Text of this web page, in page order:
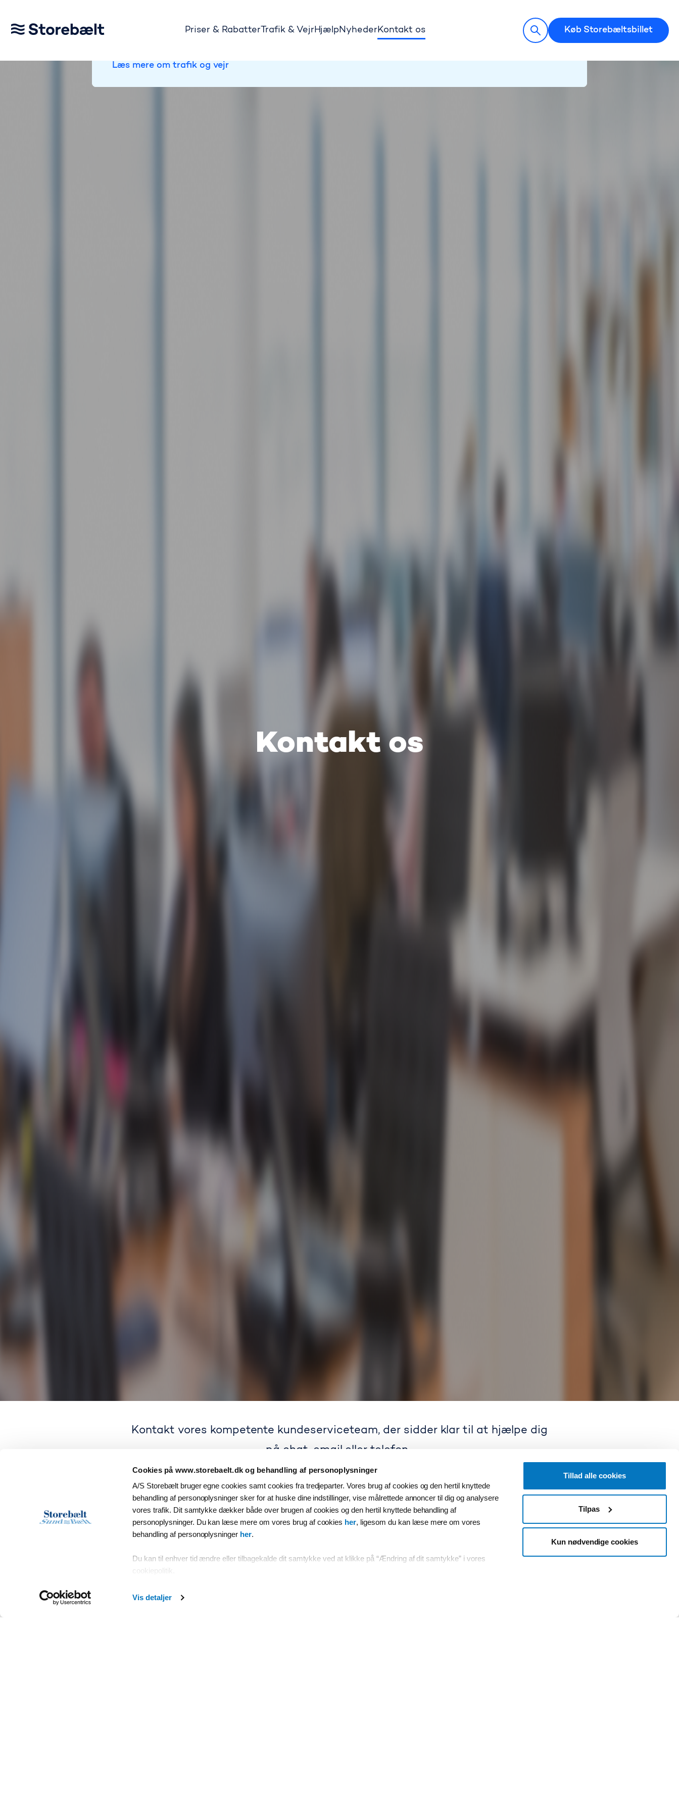
Cookies på www.storebaelt.dk og behandling af personoplysninger
A/S Storebælt bruger egne cookies samt cookies fra tredjeparter. Vores brug af cookies og den hertil knyttede
behandling af personoplysninger sker for at huske dine indstillinger, vise målrettede annoncer til dig og analysere
vores trafik. Dit samtykke dækker både over brugen af cookies og den hertil knyttede behandling af
personoplysninger. Du kan læse mere om vores brug af cookies her, ligesom du kan læse mere om vores
behandling af personoplysninger her.
Du kan til enhver tid ændre eller tilbagekalde dit samtykke ved at klikke på “Ændring af dit samtykke” i vores
cookiepolitik.
Vis detaljer
Tillad alle cookies
Tilpas
Kun nødvendige cookies
Priser & Rabatter Trafik & Vejr Hjælp Nyheder Kontakt os Køb Storebæltsbillet
TRAFIKSTATUS:
Læs mere om trafik og vejr
Kontakt os
Kontakt vores kompetente kundeserviceteam, der sidder klar til at hjælpe dig
på chat, email eller telefon.
Få svar på de mest stillede spørgsmål her
samarbejdspartnere – kontakt derfor din udbyder.